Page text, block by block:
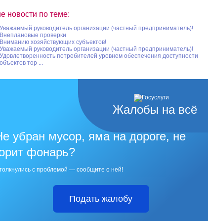
новости по теме:
Уважаемый руководитель организации (частный предприниматель)!
Внеплановые проверки
Вниманию хозяйствующих субъектов!
Уважаемый руководитель организации (частный предприниматель)!
Удовлетворенность потребителей уровнем обеспечения доступности
объектов тор ...
Жалобы на всё
убран мусор, яма на дороге, не
фонарь?
с проблемой — сообщите о ней!
Подать жалобу